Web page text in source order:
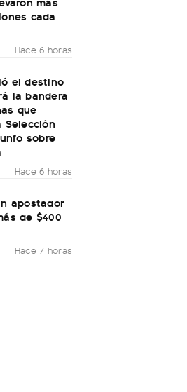
cada
Hace 6 horas
el destino
la bandera
que
sobre
Hace 6 horas
apostador
de $400
Hace 7 horas